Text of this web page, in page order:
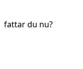
fattar du nu?